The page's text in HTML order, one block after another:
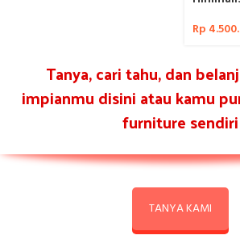
Rp
Tanya, cari tahu, dan
impianmu disini atau kamu
furniture sendiri
TANYA KAMI